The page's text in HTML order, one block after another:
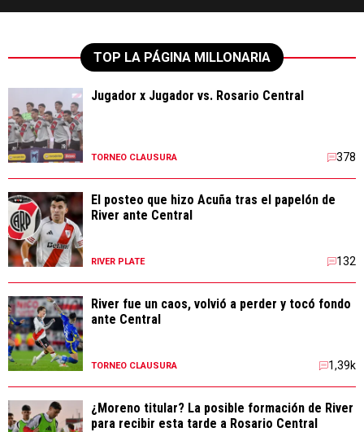
TOP LA PÁGINA MILLONARIA
Jugador x Jugador vs. Rosario Central
TORNEO CLAUSURA 378
El posteo que hizo Acuña tras el papelón de
River ante Central
RIVER PLATE 132
River fue un caos, volvió a perder y tocó fondo
ante Central
TORNEO CLAUSURA 1,39k
¿Moreno titular? La posible formación de River
para recibir esta tarde a Rosario Central